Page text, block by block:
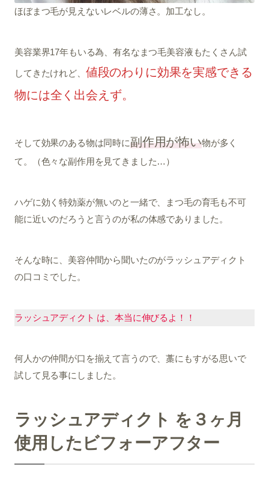
ほぼまつ毛が見えないレベルの薄さ。加工なし。
美容業界17年もいる為、有名なまつ毛美容液もたくさん試
してきたけれど、 値段のわりに効果を実感できる
物には全く出会えず。
そして効果のある物は同時に副作用が怖い物が多く
て。（色々な副作用を見てきました…）
ハゲに効く特効薬が無いのと一緒で、まつ毛の育毛も不可
能に近いのだろうと言うのが私の体感でありました。
そんな時に、美容仲間から聞いたのがラッシュアディクト
の口コミでした。
ラッシュアディクト は、本当に伸びるよ！！
何人かの仲間が口を揃えて言うので、藁にもすがる思いで
試して見る事にしました。
ラッシュアディクト を３ヶ月
使用したビフォーアフター